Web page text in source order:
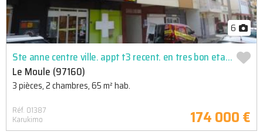
6
Ste anne centre ville. appt t3 recent. en tres bon etat. a 200m de la plage. proche de toutes commodites. ...
Le Moule (97160)
3 pièces, 2 chambres, 65 m² hab.
Réf. 01387
Karukimo 174 000 €